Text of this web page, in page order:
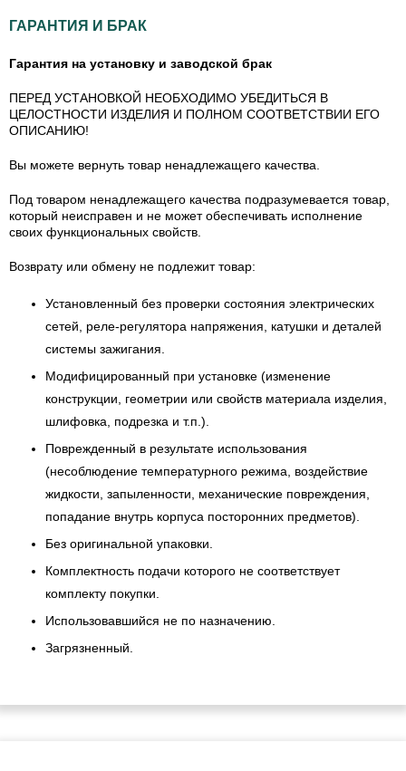
ГАРАНТИЯ И БРАК
Гарантия на установку и заводской брак
ПЕРЕД УСТАНОВКОЙ НЕОБХОДИМО УБЕДИТЬСЯ В
ЦЕЛОСТНОСТИ ИЗДЕЛИЯ И ПОЛНОМ СООТВЕТСТВИИ ЕГО
ОПИСАНИЮ!
Вы можете вернуть товар ненадлежащего качества.
Под товаром ненадлежащего качества подразумевается товар,
который неисправен и не может обеспечивать исполнение
своих функциональных свойств.
Возврату или обмену не подлежит товар:
Установленный без проверки состояния электрических
сетей, реле-регулятора напряжения, катушки и деталей
системы зажигания.
Модифицированный при установке (изменение
конструкции, геометрии или свойств материала изделия,
шлифовка, подрезка и т.п.).
Поврежденный в результате использования
(несоблюдение температурного режима, воздействие
жидкости, запыленности, механические повреждения,
попадание внутрь корпуса посторонних предметов).
Без оригинальной упаковки.
Комплектность подачи которого не соответствует
комплекту покупки.
Использовавшийся не по назначению.
Загрязненный.